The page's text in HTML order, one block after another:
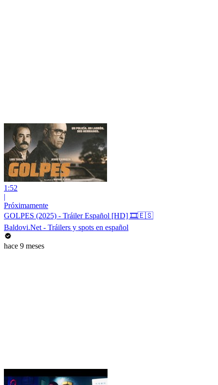
1:52
|
Próximamente
GOLPES (2025) - Tráiler Español [HD] 🎞️🇪🇸
Baldovi.Net - Tráilers y spots en español
hace 9 meses